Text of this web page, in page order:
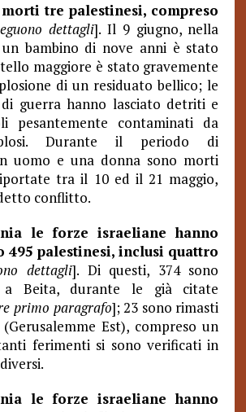
tre palestinesi, compreso
dettagli]. Il 9 giugno, nella
bambino di nove anni è stato
maggiore è stato gravemente
di un residuato bellico; le
guerra hanno lasciato detriti e
pesantemente contaminati da
Durante il periodo di
uomo e una donna sono morti
tra il 10 ed il 21 maggio,
conflitto.
le forze israeliane hanno
495 palestinesi, inclusi quattro
dettagli]. Di questi, 374 sono
Beita, durante le già citate
primo paragrafo]; 23 sono rimasti
Est), compreso un
ferimenti si sono verificati in
le forze israeliane hanno